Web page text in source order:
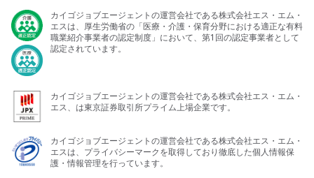
カイゴジョブエージェントの運営会社である株式会社エス・エム・
エスは、厚生労働省の「医療・介護・保育分野における適正な有料
職業紹介事業者の認定制度」において、第1回の認定事業者として
認定されています。
カイゴジョブエージェントの運営会社である株式会社エス・エム・
エス、は東京証券取引所プライム上場企業です。
カイゴジョブエージェントの運営会社である株式会社エス・エム・
エスは、プライバシーマークを取得しており徹底した個人情報保
護・情報管理を行っています。